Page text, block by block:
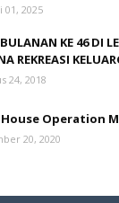
01, 2025
KE 46 DI
REKREASI
24, 2018
House Operation
20, 2020